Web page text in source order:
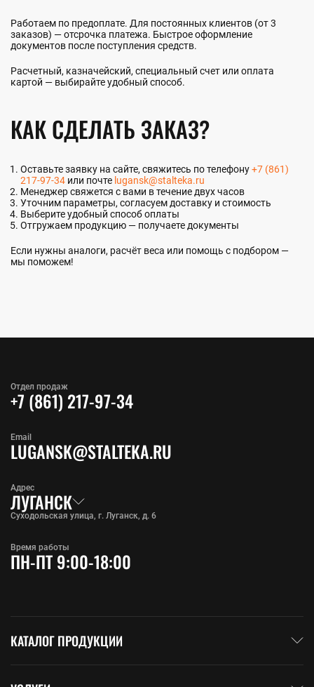
Работаем по предоплате. Для постоянных клиентов (от 3
заказов) — отсрочка платежа. Быстрое оформление
документов после поступления средств.
Расчетный, казначейский, специальный счет или оплата
картой — выбирайте удобный способ.
КАК СДЕЛАТЬ ЗАКАЗ?
Оставьте заявку на сайте, свяжитесь по телефону+7 (861)
217-97-34 или почте lugansk@stalteka.ru
Менеджер свяжется с вами в течение двух часов
Уточним параметры, согласуем доставку и стоимость
Выберите удобный способ оплаты
Отгружаем продукцию — получаете документы
Если нужны аналоги, расчёт веса или помощь с подбором —
мы поможем!
Отдел продаж
+7 (861) 217-97-34
Адрес
ЛУГАНСК
Суходольская улица, г. Луганск, д. 6
Email
LUGANSK@STALTEKA.RU
Время работы
ПН-ПТ 9:00-18:00
КАТАЛОГ ПРОДУКЦИИ